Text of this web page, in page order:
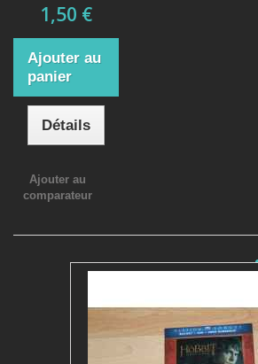
1,50 €
Ajouter au
panier
Détails
Ajouter au
comparateur